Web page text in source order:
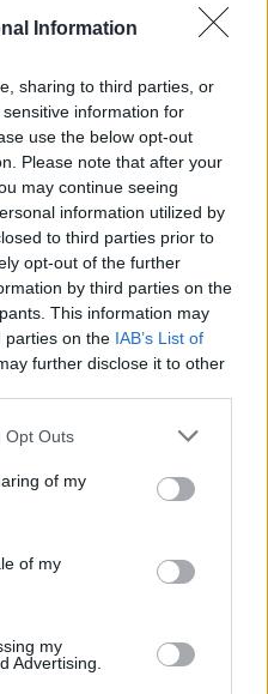
Information
sharing to third parties, or
information for
use the below opt-out
Please note that after your
may continue seeing
information utilized by
to third parties prior to
opt-out of the further
by third parties on the
This information may
parties on the IAB’s List of
further disclose it to other
Opt Outs
of my
of my
my
Advertising.
publiée. Les champs
*
e-mail et mon site dans le